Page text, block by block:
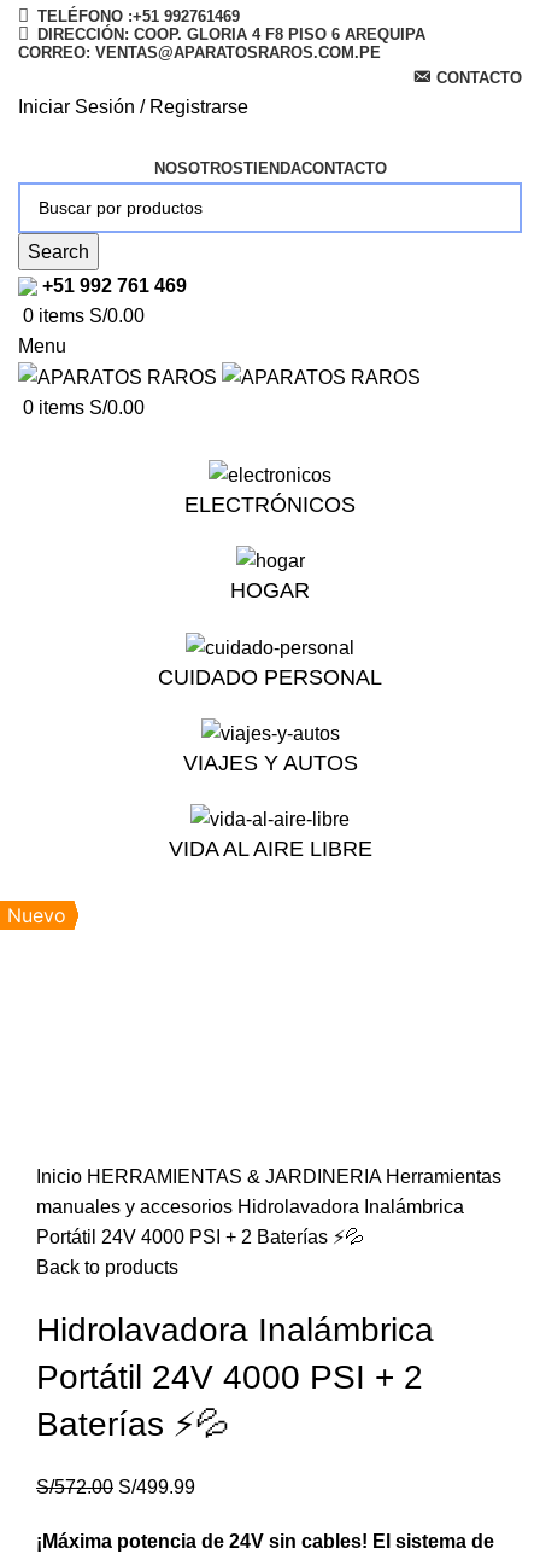
TELÉFONO :+51 992761469
DIRECCIÓN: COOP. GLORIA 4 F8 PISO 6 AREQUIPA
CORREO: VENTAS@APARATOSRAROS.COM.PE
CONTACTO
Iniciar Sesión / Registrarse
NOSOTROSTIENDACONTACTO
Search
+51 992 761 469
0 items S/0.00
Menu
0 items S/0.00
ELECTRÓNICOS
HOGAR
CUIDADO PERSONAL
VIAJES Y AUTOS
VIDA AL AIRE LIBRE
Nuevo
Inicio HERRAMIENTAS & JARDINERIA Herramientas
manuales y accesorios Hidrolavadora Inalámbrica
Portátil 24V 4000 PSI + 2 Baterías ⚡💦
Back to products
Hidrolavadora Inalámbrica
Portátil 24V 4000 PSI + 2
Baterías ⚡💦
S/572.00 S/499.99
¡Máxima potencia de 24V sin cables! El sistema de
Nuevo
Nuevo
Nuevo
Nuevo
Nuevo
Nuevo
Nuevo
Nuevo
Nuevo
Nuevo